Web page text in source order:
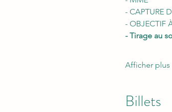
- CAPTURE
- OBJECTIF
- Tirage au
Afficher plus
Billets